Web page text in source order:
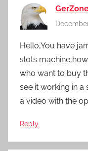
Hello,You have
slots
who want to buy
see it working in
a video with the
Reply